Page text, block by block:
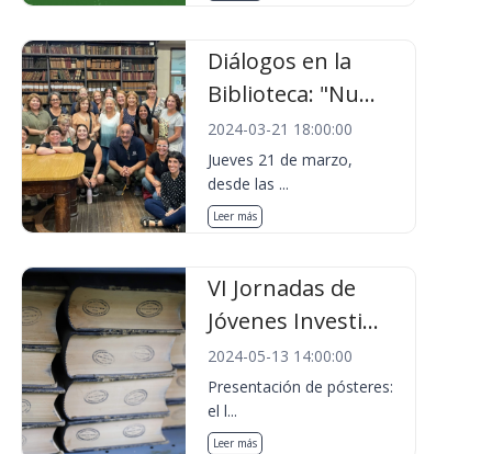
Diálogos en la
Biblioteca: "Nu...
2024-03-21 18:00:00
Jueves 21 de marzo,
desde las ...
Leer más
VI Jornadas de
Jóvenes Investi...
2024-05-13 14:00:00
Presentación de pósteres:
el l...
Leer más